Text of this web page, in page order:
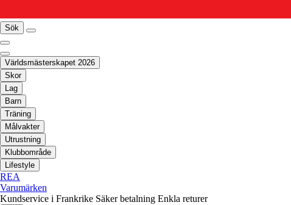
Sök
Världsmästerskapet 2026
Skor
Lag
Barn
Träning
Målvakter
Utrustning
Klubbområde
Lifestyle
REA
Varumärken
Kundservice i Frankrike Säker betalning Enkla returer